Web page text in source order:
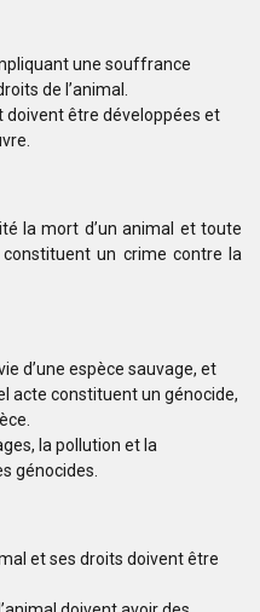
une souffrance
de l’animal.
être développées et
la mort d’un animal et toute
un crime contre la
d’une espèce sauvage, et
acte constituent un génocide,
la pollution et la
génocides.
et ses droits doivent être